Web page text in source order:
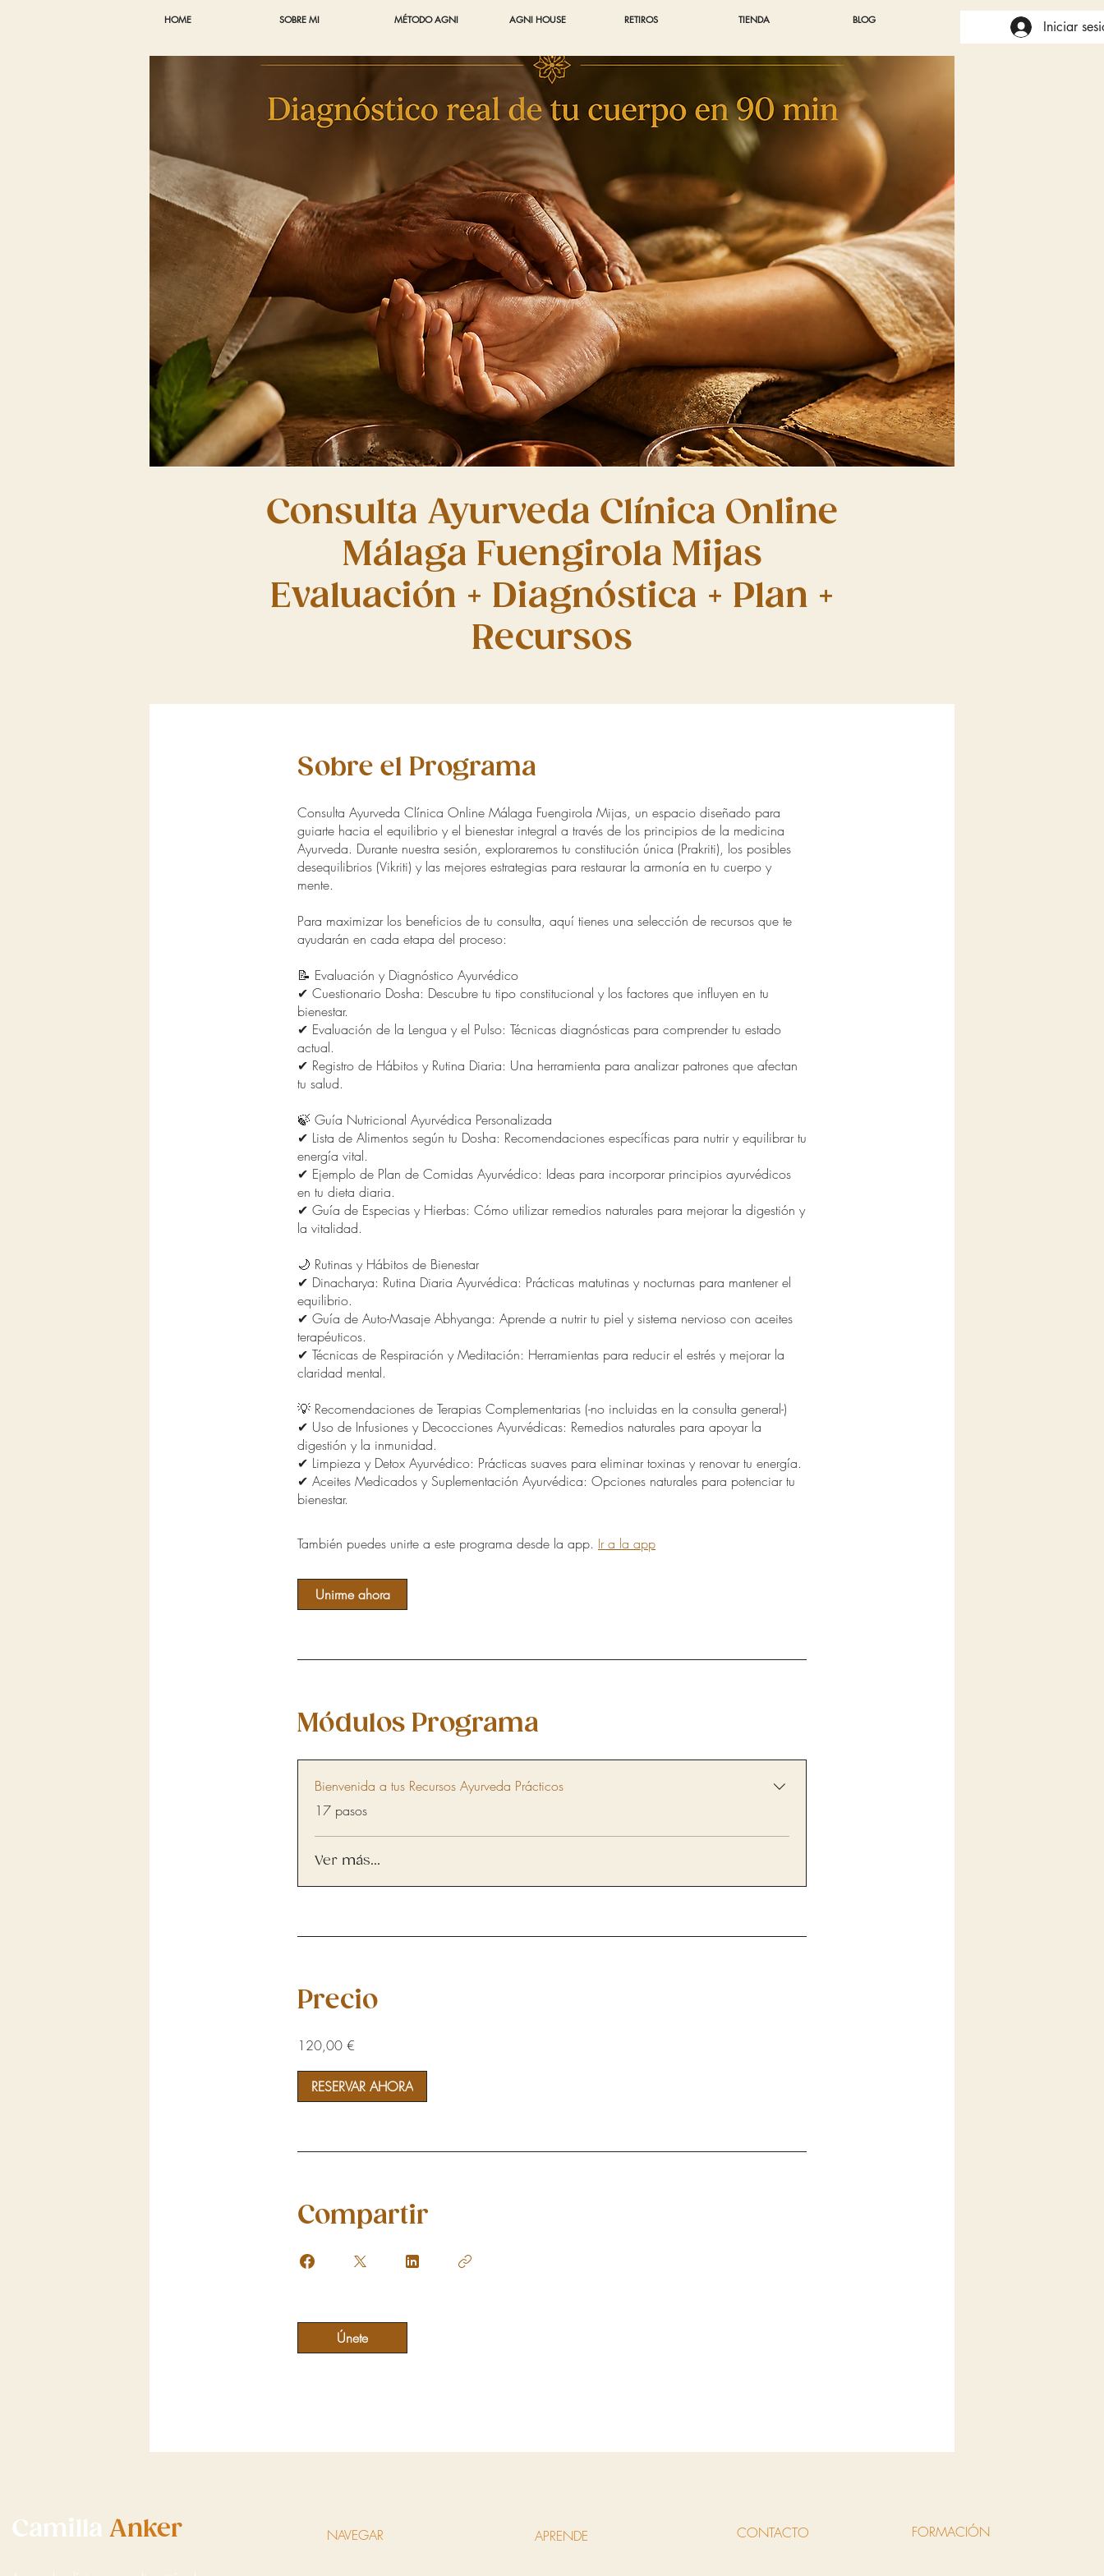
HOME SOBRE MI MÉTODO AGNI AGNI HOUSE RETIROS TIENDA BLOG Iniciar
Consulta Ayurveda Clínica Online
Málaga Fuengirola Mijas
Evaluación + Diagnóstica + Plan +
Recursos
Sobre el Programa
Consulta Ayurveda Clínica Online Málaga Fuengirola Mijas, un espacio diseñado para
guiarte hacia el equilibrio y el bienestar integral a través de los principios de la medicina
Ayurveda. Durante nuestra sesión, exploraremos tu constitución única (Prakriti), los posibles
desequilibrios (Vikriti) y las mejores estrategias para restaurar la armonía en tu cuerpo y
mente.
Para maximizar los beneficios de tu consulta, aquí tienes una selección de recursos que te
ayudarán en cada etapa del proceso:
📝 Evaluación y Diagnóstico Ayurvédico
✔ Cuestionario Dosha: Descubre tu tipo constitucional y los factores que influyen en tu
bienestar.
✔ Evaluación de la Lengua y el Pulso: Técnicas diagnósticas para comprender tu estado
actual.
✔ Registro de Hábitos y Rutina Diaria: Una herramienta para analizar patrones que afectan
tu salud.
🍃 Guía Nutricional Ayurvédica Personalizada
✔ Lista de Alimentos según tu Dosha: Recomendaciones específicas para nutrir y equilibrar tu
energía vital.
✔ Ejemplo de Plan de Comidas Ayurvédico: Ideas para incorporar principios ayurvédicos
en tu dieta diaria.
✔ Guía de Especias y Hierbas: Cómo utilizar remedios naturales para mejorar la digestión y
la vitalidad.
🌙 Rutinas y Hábitos de Bienestar
✔ Dinacharya: Rutina Diaria Ayurvédica: Prácticas matutinas y nocturnas para mantener el
equilibrio.
✔ Guía de Auto-Masaje Abhyanga: Aprende a nutrir tu piel y sistema nervioso con aceites
terapéuticos.
✔ Técnicas de Respiración y Meditación: Herramientas para reducir el estrés y mejorar la
claridad mental.
💡 Recomendaciones de Terapias Complementarias (-no incluidas en la consulta general-)
✔ Uso de Infusiones y Decocciones Ayurvédicas: Remedios naturales para apoyar la
digestión y la inmunidad.
✔ Limpieza y Detox Ayurvédico: Prácticas suaves para eliminar toxinas y renovar tu energía.
✔ Aceites Medicados y Suplementación Ayurvédica: Opciones naturales para potenciar tu
bienestar.
También puedes unirte a este programa desde la app. Ir a la app
Unirme ahora
Módulos Programa
Bienvenida a tus Recursos Ayurveda Prácticos
.17 pasos
Ver más...
Precio
120,00 €
RESERVAR AHORA
Compartir
Únete
Camilla Anker NAVEGAR APRENDE CONTACTO FORMACIÓN